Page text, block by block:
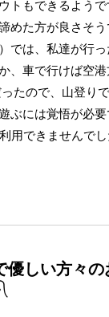
トもできるよう
めた方が良さそ
では、私達が行
、車で行けば空
たので、山登り
ぶには覚悟が必
用できませんで
しい方々の